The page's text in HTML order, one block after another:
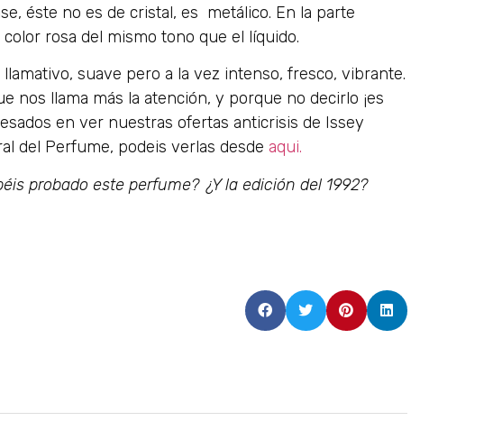
éste no es de cristal, es metálico. En la parte
rosa del mismo tono que el líquido.
suave pero a la vez intenso, fresco, vibrante.
nos llama más la atención, y porque no decirlo ¡es
en ver nuestras ofertas anticrisis de Issey
del Perfume, podeis verlas desde aqui.
probado este perfume? ¿Y la edición del 1992?